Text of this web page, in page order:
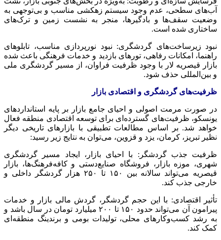
آب‌های سطحی، عدم وجود سیستم زهکشی مناسب و بی‌توجهی به
وضعیت سقف‌ها و بادگیرها، منجر به نشست زمین و ترک‌های
ساختاری شده است.
نبود زیرساخت‌های گردشگری: نبود نورپردازی مناسب، تابلوهای
راهنما، امکانات رفاهی، تورهای بازدید و خدمات فرهنگی باعث شده
بازار قیصریه لار با وجود ظرفیت فراوان، از مسیر گردشگری ملی
و بین‌المللی حذف شود.
ظرفیت‌های گردشگری و اقتصادی بازار
در صورت مرمت اصولی و احیای جامع بازار بر پایه استانداردهای
یونسکو، ظرفیت‌های گسترده‌ای برای توسعه اقتصادی منطقه فعال
خواهد شد. بر اساس مطالعات تطبیقی با بازارهای تاریخی دیگر
نظیر تبریز، کرمان، یزد و قزوین، می‌توان به نتایج زیر رسید:
ظرفیت جذب گردشگر: با احیای بازار، ایجاد مسیر گردشگری
شهری، موزه بازار، فروشگاه صنایع‌دستی و کافه‌فرهنگ‌ها، بازار
قیصریه می‌تواند سالانه بین ۱۵۰ تا ۲۵۰ هزار گردشگر داخلی و
خارجی جذب کند.
تأثیر اقتصادی: با این حجم گردشگر، گردش مالی بازار و خدمات
پیرامون آن می‌تواند حدود ۱۵۰ تا ۲۰۰ میلیارد تومان در سال باشد و
به رشد کسب‌وکارهای محلی، تولیدات بومی و برندینگ منطقه‌ای
کمک کند.